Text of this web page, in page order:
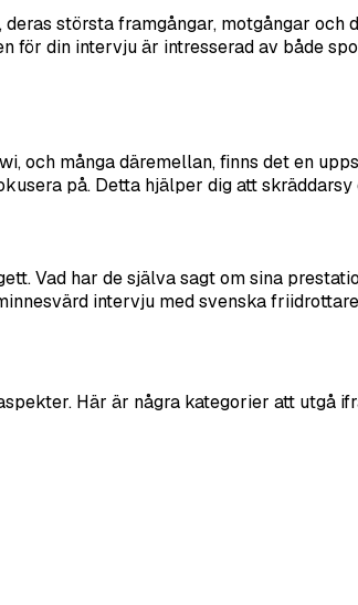
största framgångar, motgångar och
din intervju är intresserad av både
och många däremellan, finns det en
på. Detta hjälper dig att skräddarsy
Vad har de själva sagt om sina
intervju med svenska
Här är några kategorier att utgå